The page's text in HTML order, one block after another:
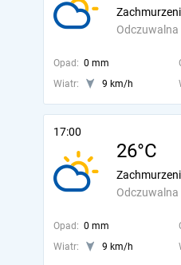
Odczuwalna
Opad: 0 mm
Wiatr:
9 km/h
17:00
26°C
Odczuwalna
Opad: 0 mm
Wiatr:
9 km/h